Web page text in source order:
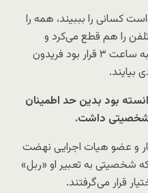
کسانی را بببیند، همه را
را هم قطع می‌کرد و
دیدارهایش را داشت. آن روز دوشنبه ساعت ۳ قرار بود فریدون
بیایند.
بود بدین حد اطمینان
شخصیتی داشت.
و عضو هیات اجرایی نهضت
شخصیتی به تعبیر او «ربل»
قرار می‌گرفتند.